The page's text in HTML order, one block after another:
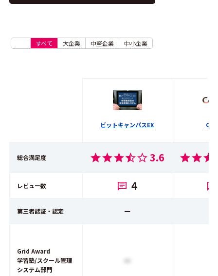
すべて 大企業 中堅企業 中小企業
ビットキャンパスEX
総合満足度 3.6
レビュー数 4
第三者認証・認定 ー
Grid Award
学習塾/スクール管理
システム部門
ー